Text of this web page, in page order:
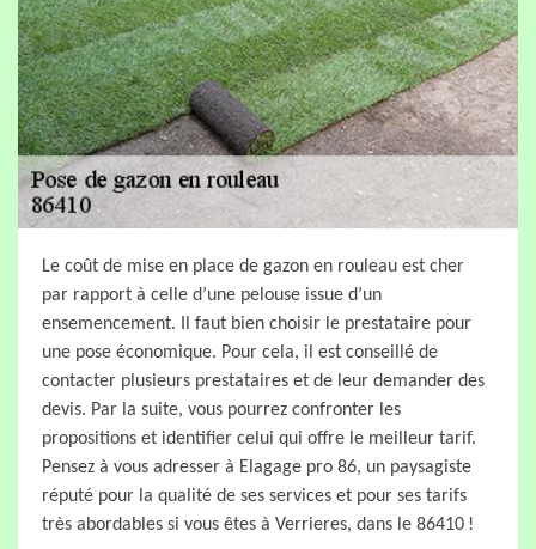
Le coût de mise en place de gazon en rouleau est cher
par rapport à celle d’une pelouse issue d’un
ensemencement. Il faut bien choisir le prestataire pour
une pose économique. Pour cela, il est conseillé de
contacter plusieurs prestataires et de leur demander des
devis. Par la suite, vous pourrez confronter les
propositions et identifier celui qui offre le meilleur tarif.
Pensez à vous adresser à Elagage pro 86, un paysagiste
réputé pour la qualité de ses services et pour ses tarifs
très abordables si vous êtes à Verrieres, dans le 86410 !